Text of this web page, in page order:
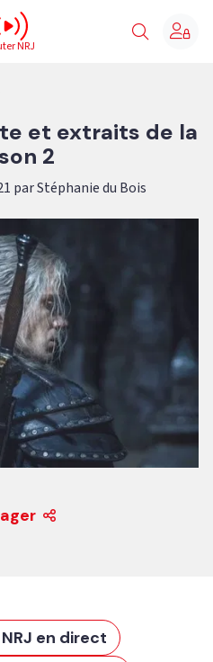
NRJ
et extraits de la
2
par Stéphanie du Bois
en direct